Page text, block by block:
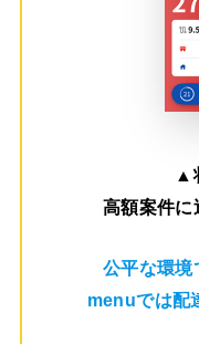
▲
高額案件に
公平な環境
menuでは配